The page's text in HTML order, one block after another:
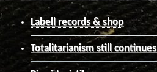
Labell records & shop
Totalitarianism still continues